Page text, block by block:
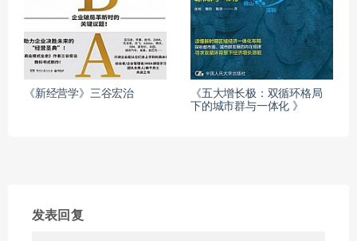
《新经营学》三谷宏治
《五大增长极：双循环格局
下的城市群与一体化 》
发表回复